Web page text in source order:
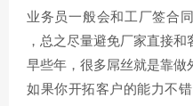
业务员一般会和工厂签合
，总之尽量避免厂家直接和
早些年，很多屌丝就是靠做
如果你开拓客户的能力不